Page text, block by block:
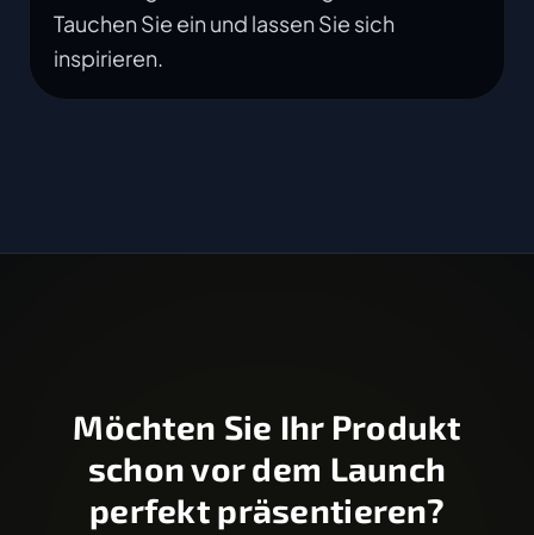
Tauchen Sie ein und lassen Sie sich
inspirieren.
Möchten Sie Ihr Produkt
schon vor dem Launch
perfekt präsentieren?